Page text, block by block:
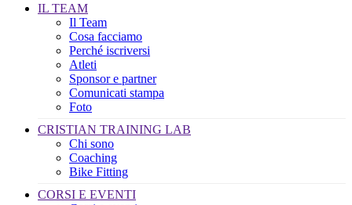
IL TEAM
Il Team
Cosa facciamo
Perché iscriversi
Atleti
Sponsor e partner
Comunicati stampa
Foto
CRISTIAN TRAINING LAB
Chi sono
Coaching
Bike Fitting
CORSI E EVENTI